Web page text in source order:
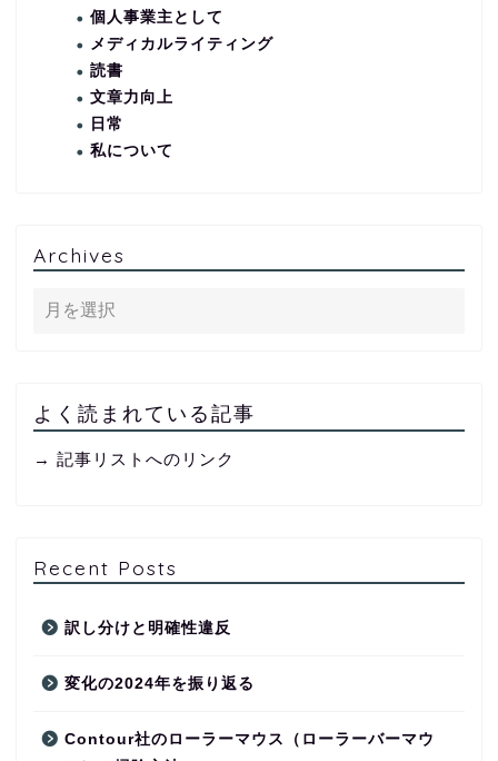
個人事業主として
メディカルライティング
読書
文章力向上
日常
私について
Archives
よく読まれている記事
→ 記事リストへのリンク
Recent Posts
訳し分けと明確性違反
変化の2024年を振り返る
Contour社のローラーマウス（ローラーバーマウ